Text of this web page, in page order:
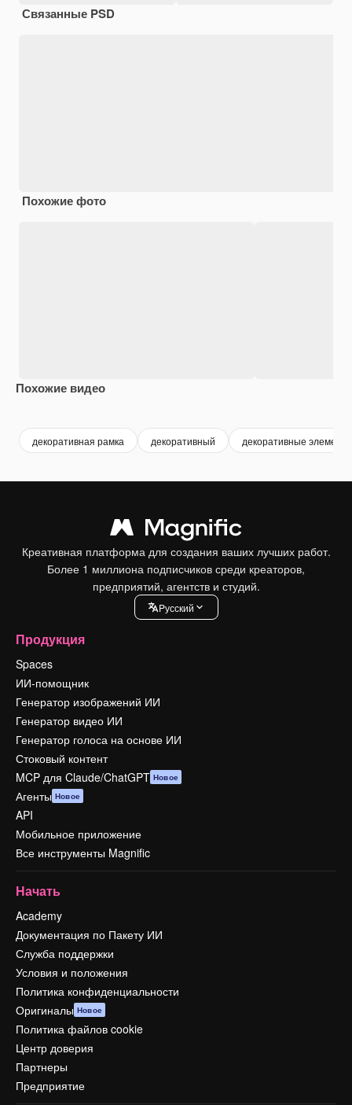
Связанные PSD
Похожие фото
Похожие видео
декоративная рамка декоративный декоративные
Креативная платформа для создания ваших лучших работ.
Более 1 миллиона подписчиков среди креаторов,
предприятий, агентств и студий.
Pусский
Продукция
Spaces
ИИ-помощник
Генератор изображений ИИ
Генератор видео ИИ
Генератор голоса на основе ИИ
Стоковый контент
MCP для Claude/ChatGPT Новое
Агенты Новое
API
Мобильное приложение
Все инструменты Magnific
Начать
Academy
Документация по Пакету ИИ
Служба поддержки
Условия и положения
Политика конфиденциальности
Оригиналы Новое
Политика файлов cookie
Центр доверия
Партнеры
Предприятие